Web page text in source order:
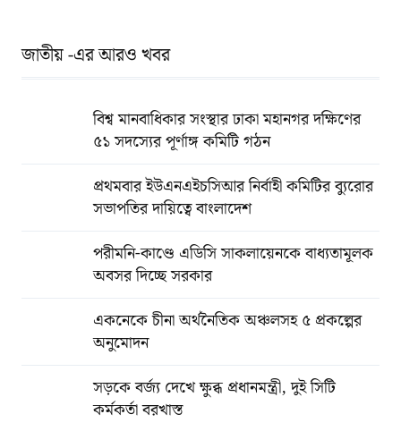
জাতীয় -এর আরও খবর
বিশ্ব মানবাধিকার সংস্থার ঢাকা মহানগর দক্ষিণের
৫১ সদস্যের পূর্ণাঙ্গ কমিটি গঠন
প্রথমবার ইউএনএইচসিআর নির্বাহী কমিটির ব্যুরোর
সভাপতির দায়িত্বে বাংলাদেশ
পরীমনি-কাণ্ডে এডিসি সাকলায়েনকে বাধ্যতামূলক
অবসর দিচ্ছে সরকার
একনেকে চীনা অর্থনৈতিক অঞ্চলসহ ৫ প্রকল্পের
অনুমোদন
সড়কে বর্জ্য দেখে ক্ষুব্ধ প্রধানমন্ত্রী, দুই সিটি
কর্মকর্তা বরখাস্ত